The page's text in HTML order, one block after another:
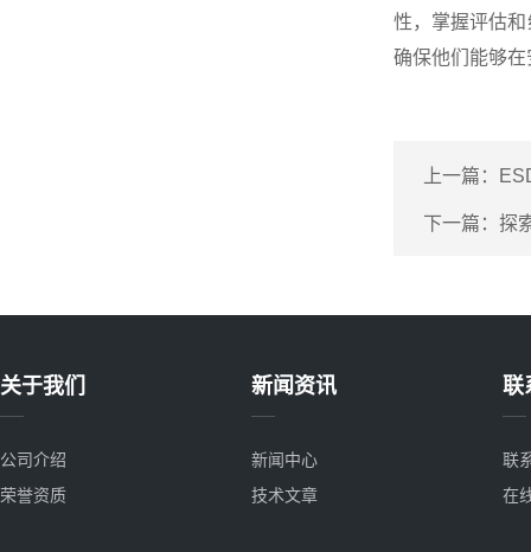
性，掌握评估
确保他们能够
上一篇：
下一篇： 探
关于我们
公司介绍
荣誉资质
新闻资讯
新闻中心
技术文章
联
联
在